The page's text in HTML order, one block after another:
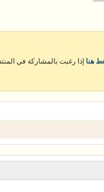
هنا إذا رغبت بالمشاركة في